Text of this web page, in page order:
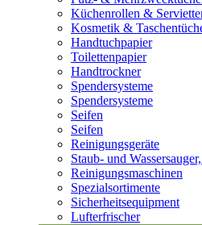
Küchenrollen &
Kosmetik &
Handtuchpapier
Toilettenpapier
Handtrockner
Spendersysteme
Spendersysteme
Seifen
Seifen
Reinigungsgeräte
Staub- und
Reinigungsmaschinen
Spezialsortimente
Sicherheitsequipment
Lufterfrischer